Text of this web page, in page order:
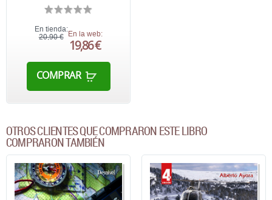
En tienda:
20,90 € En la web:
19,86 €
COMPRAR
OTROS CLIENTES QUE COMPRARON ESTE LIBRO
COMPRARON TAMBIÉN